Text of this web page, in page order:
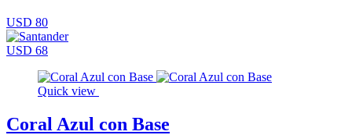
USD 80
USD 68
Quick view
Coral Azul con Base